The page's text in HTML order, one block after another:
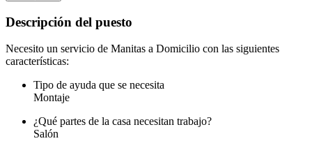
Descripción del puesto
Necesito un servicio de Manitas a Domicilio con las siguientes
características:
Tipo de ayuda que se necesita
Montaje
¿Qué partes de la casa necesitan trabajo?
Salón